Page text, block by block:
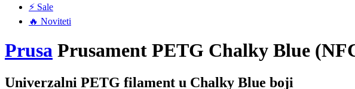
⚡ Sale
🔥 Noviteti
Prusa Prusament PETG Chalky Blue
Univerzalni PETG filament u Chalky Blue boji